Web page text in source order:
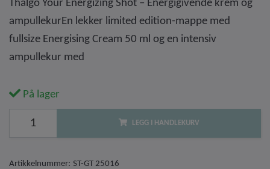
Thalgo Your Energizing Shot – Energigivende krem og
ampullekurEn lekker limited edition-mappe med
fullsize Energising Cream 50 ml og en intensiv
ampullekur med
På lager
LEGG I HANDLEKURV
Artikkelnummer: ST-GT 25016